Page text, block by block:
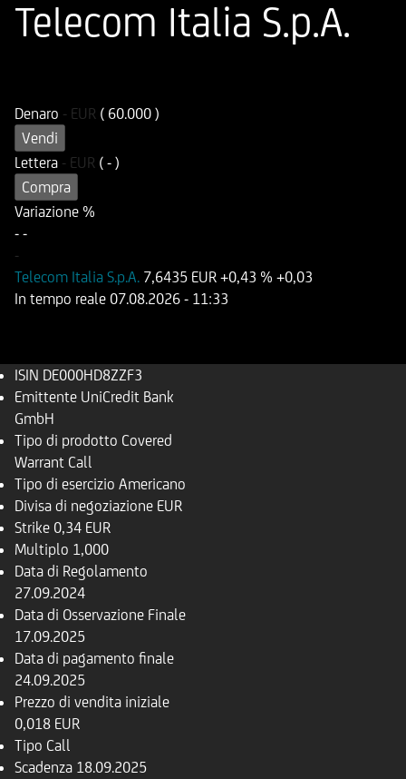
Telecom Italia S.p.A.
Denaro - EUR ( 60.000 )
Vendi
Lettera - EUR ( - )
Compra
Variazione %
- -
-
Telecom Italia S.p.A. 7,6435 EUR +0,43 % +0,03
In tempo reale 07.08.2026 - 11:33
ISIN DE000HD8ZZF3
Emittente UniCredit Bank
GmbH
Tipo di prodotto Covered
Warrant Call
Tipo di esercizio Americano
Divisa di negoziazione EUR
Strike 0,34 EUR
Multiplo 1,000
Data di Regolamento
27.09.2024
Data di Osservazione Finale
17.09.2025
Data di pagamento finale
24.09.2025
Prezzo di vendita iniziale
0,018 EUR
Tipo Call
Scadenza 18.09.2025